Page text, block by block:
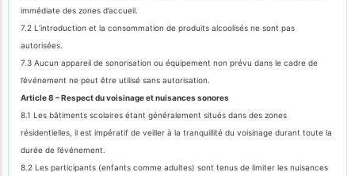
immédiate des zones d’accueil.
7.2 L’introduction et la consommation de produits alcoolisés ne sont pas
autorisées.
7.3 Aucun appareil de sonorisation ou équipement non prévu dans le cadre de
l’événement ne peut être utilisé sans autorisation.
Article 8 – Respect du voisinage et nuisances sonores
8.1 Les bâtiments scolaires étant généralement situés dans des zones
résidentielles, il est impératif de veiller à la tranquillité du voisinage durant toute la
durée de l’événement.
8.2 Les participants (enfants comme adultes) sont tenus de limiter les nuisances